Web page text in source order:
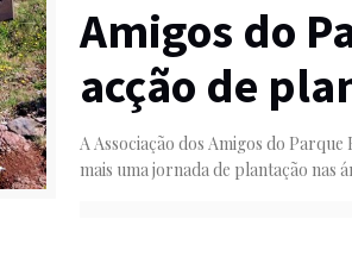
Amigos do
acção de
A Associação dos Amigos do
mais uma jornada de plantação nas